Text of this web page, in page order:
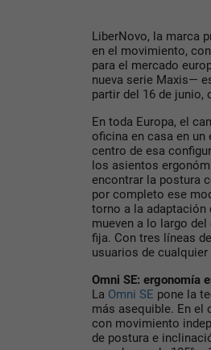
LiberNovo, la marca
en el movimiento,
para el mercado
nueva serie Maxis—
partir del 16 de junio,
En toda Europa, el
oficina en casa en un
centro de esa
los asientos
encontrar la postura
por completo ese
torno a la
mueven a lo largo
fija. Con tres líneas
usuarios de
Omni SE: ergonomía
La Omni SE pone la
más asequible. En el
con movimiento
de postura e